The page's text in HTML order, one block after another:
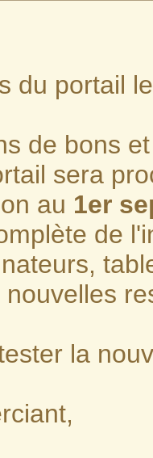
du portail
de bons
sera
au 1er
de
la